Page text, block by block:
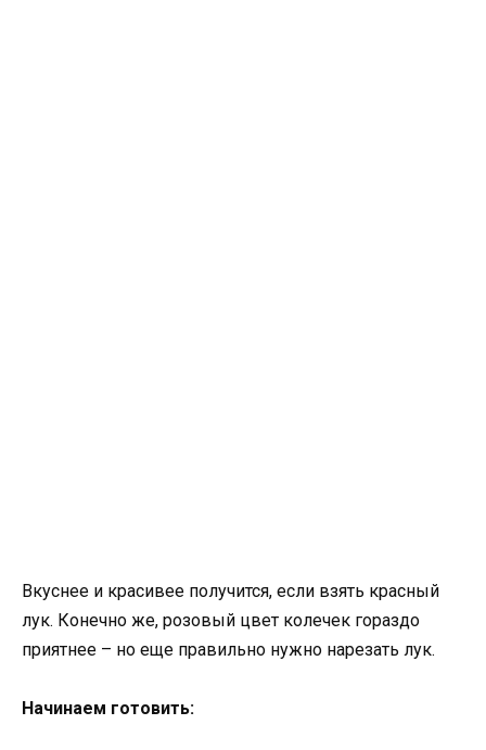
Вкуснее и красивее получится, если взять красный
лук. Конечно же, розовый цвет колечек гораздо
приятнее – но еще правильно нужно нарезать лук.
Начинаем готовить: